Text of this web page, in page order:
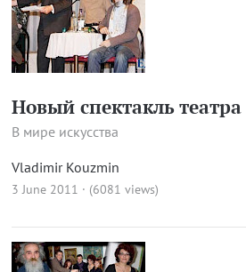
Новый спектакль
В мире искусства
Vladimir Kouzmin
3 June 2011 · (6081 views)